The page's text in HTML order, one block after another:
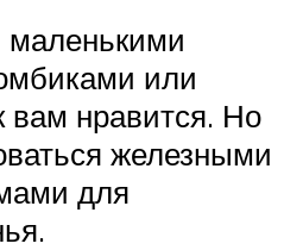
маленькими
или
вам нравится. Но
железными
для